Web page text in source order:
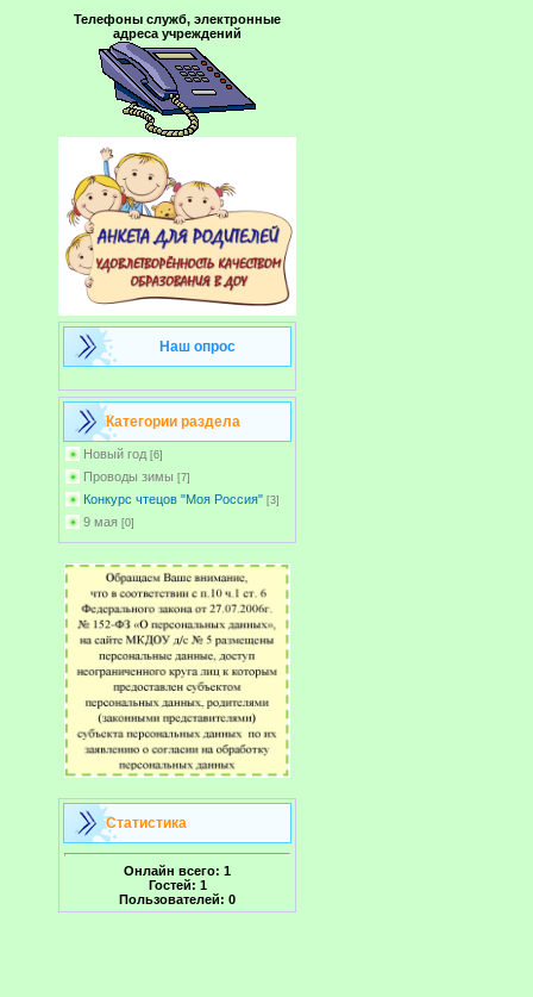
Телефоны служб, электронные
адреса учреждений
Наш опрос
Категории раздела
Новый год [6]
Проводы зимы [7]
Конкурс чтецов "Моя Россия" [3]
9 мая [0]
Статистика
Онлайн всего: 1
Гостей: 1
Пользователей: 0